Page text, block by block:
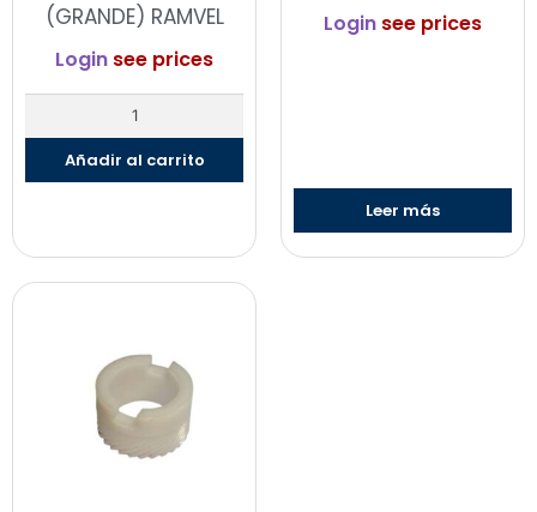
(GRANDE) RAMVEL
Login see prices
Añadir al carrito
Login see prices
Leer más